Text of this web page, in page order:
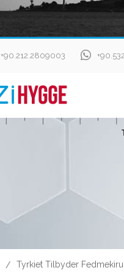
+90.212.2809003
/ Tyrkiet Tilbyder